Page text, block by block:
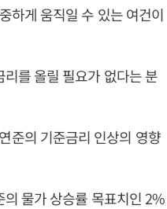
하게 움직일 수 있는 여건이
를 올릴 필요가 없다는 분
준의 기준금리 인상의 영향
물가 상승률 목표치인 2%